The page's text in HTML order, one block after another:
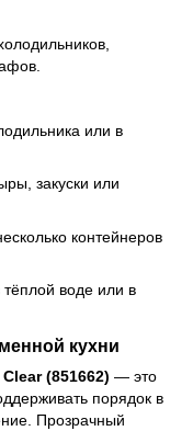
или в
закуски или
контейнеров
воде или в
кухни
(851662) — это
порядок в
Прозрачный